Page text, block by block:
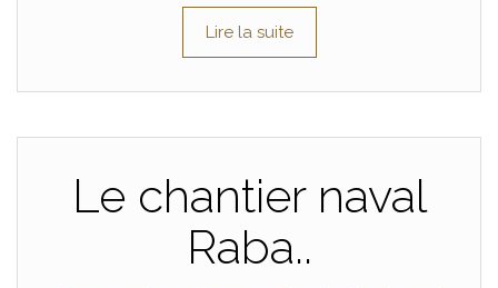
Lire la suite
Le chantier naval
Raba..